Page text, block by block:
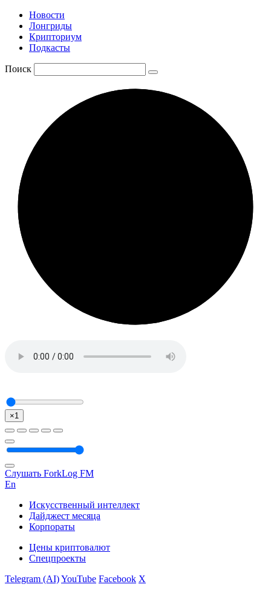
Новости
Лонгриды
Крипториум
Подкасты
Поиск
×1
Слушать ForkLog FM
En
Искусственный интеллект
Дайджест месяца
Корпораты
Цены криптовалют
Спецпроекты
Telegram (AI)YouTube Facebook X